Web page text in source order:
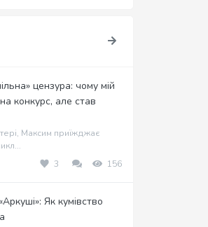
цензура: чому мій
конкурс, але став
Максим приїжджає
3 156
Як кумівство